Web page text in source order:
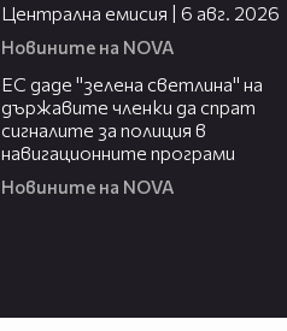
Централна емисия | 6 авг. 2026
Новините на NOVA
ЕС даде "зелена светлина" на
държавите членки да спрат
сигналите за полиция в
навигационните програми
Новините на NOVA